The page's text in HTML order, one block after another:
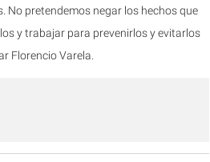
No pretendemos negar los hechos que
y trabajar para prevenirlos y evitarlos
Florencio Varela.